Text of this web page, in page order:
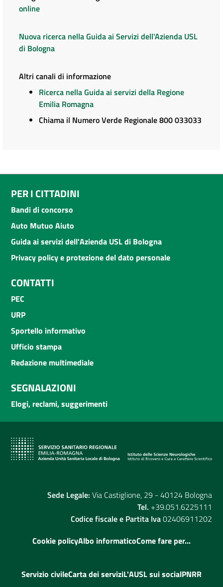
online
Nuova ricerca nella Guida ai Servizi dell'Azienda USL
di Bologna
Altri canali di informazione
Ricerca nella Guida ai servizi della Regione
Emilia Romagna
Chiama il Numero Verde Regionale 800 033033
PER I CITTADINI
Bandi di concorso
Auto Mutuo Aiuto
Guida ai servizi dell'Azienda USL di Bologna
Privacy policy e protezione del dato personale
CONTATTI
PEC
URP
Sportello informativo
Ufficio stampa
Redazione multimediale
SEGNALAZIONI
Elogi, reclami, suggerimenti
Sede Legale: Via Castiglione, 29 - 40124 Bologna
Tel. +39.051.6225111
Codice fiscale e Partita Iva02406911202
Cookie policyAlbo informaticoCome fare per...
Servizio civileCarta dei serviziL'AUSL sui socialPNRR